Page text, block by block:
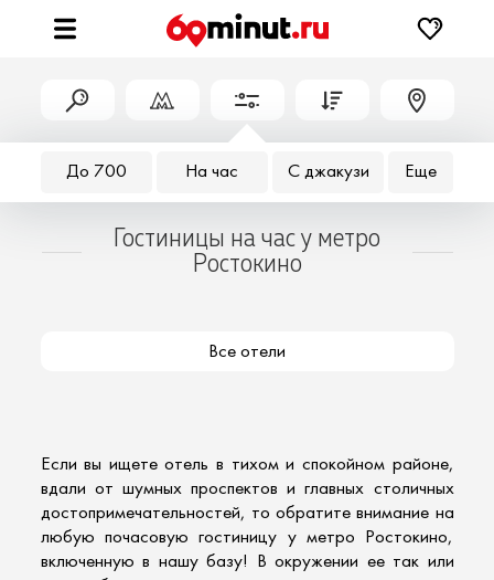
До 700 На час С джакузи Еще
Гостиницы на час у метро
Ростокино
Все отели
Если вы ищетеотель в тихом и спокойном районе,
вдали от шумных проспектов и главных столичных
достопримечательностей, то обратите внимание на
любую почасовую гостиницу у метро Ростокино,
включенную в нашу базу! В окружении ее так или